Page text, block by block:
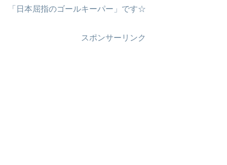
「日本屈指のゴールキーパー」です☆
スポンサーリンク